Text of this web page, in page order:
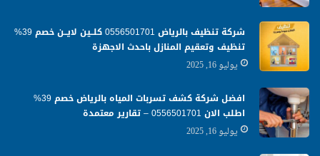
شركة تنظيف بالرياض 0556501701 كلــين لايــن خصم 39%
تنظيف وتعقيم المنازل باحدث الاجهزة
يوليو 16, 2025
افضل شركة كشف تسربات المياه بالرياض خصم 39%
اطلب الان 0556501701‬‏ – تقارير معتمدة
يوليو 16, 2025